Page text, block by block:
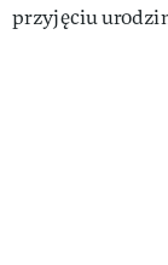
przyjęciu